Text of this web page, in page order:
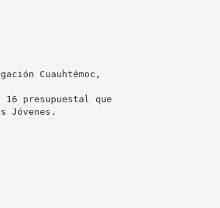
Cuauhtémoc,
16 presupuestal que
Jóvenes.